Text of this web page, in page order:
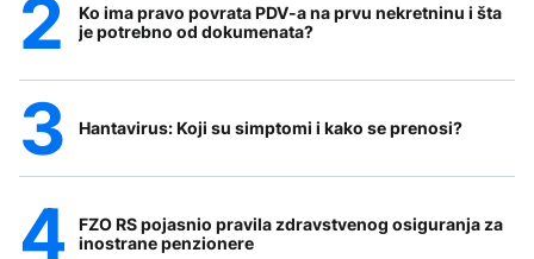
Ko ima pravo povrata PDV-a na prvu nekretninu i šta
je potrebno od dokumenata?
Hantavirus: Koji su simptomi i kako se prenosi?
FZO RS pojasnio pravila zdravstvenog osiguranja za
inostrane penzionere